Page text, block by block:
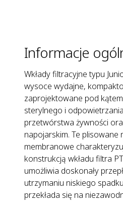
Informacje
Wkłady filtracyjne typu
wysoce wydajne,
zaprojektowane pod
sterylnego i
przetwórstwa żywności
napojarskim. Te plisowane
membranowe
konstrukcją wkładu filtra
umożliwia doskonały
utrzymaniu niskiego
przekłada się na